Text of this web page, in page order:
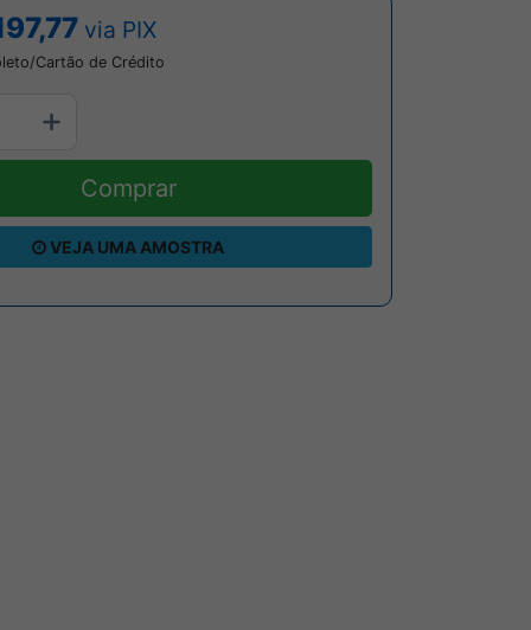
via PIX
Cartão de Crédito
Comprar
VEJA UMA AMOSTRA